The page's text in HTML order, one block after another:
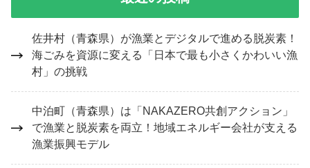
佐井村（青森県）が漁業とデジタルで進める脱炭素！
海ごみを資源に変える「日本で最も小さくかわいい漁
村」の挑戦
中泊町（青森県）は「NAKAZERO共創アクション」
で漁業と脱炭素を両立！地域エネルギー会社が支える
漁業振興モデル